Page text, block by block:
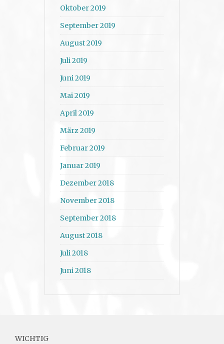
Oktober 2019
September 2019
August 2019
Juli 2019
Juni 2019
Mai 2019
April 2019
März 2019
Februar 2019
Januar 2019
Dezember 2018
November 2018
September 2018
August 2018
Juli 2018
Juni 2018
WICHTIG